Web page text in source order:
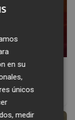
¡Cómo los de
en su
únicos
medir